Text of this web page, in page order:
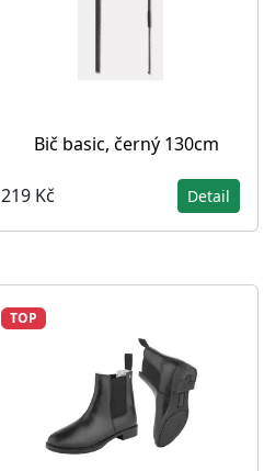
Bič basic, černý 130cm
219 Kč Detail
TOP